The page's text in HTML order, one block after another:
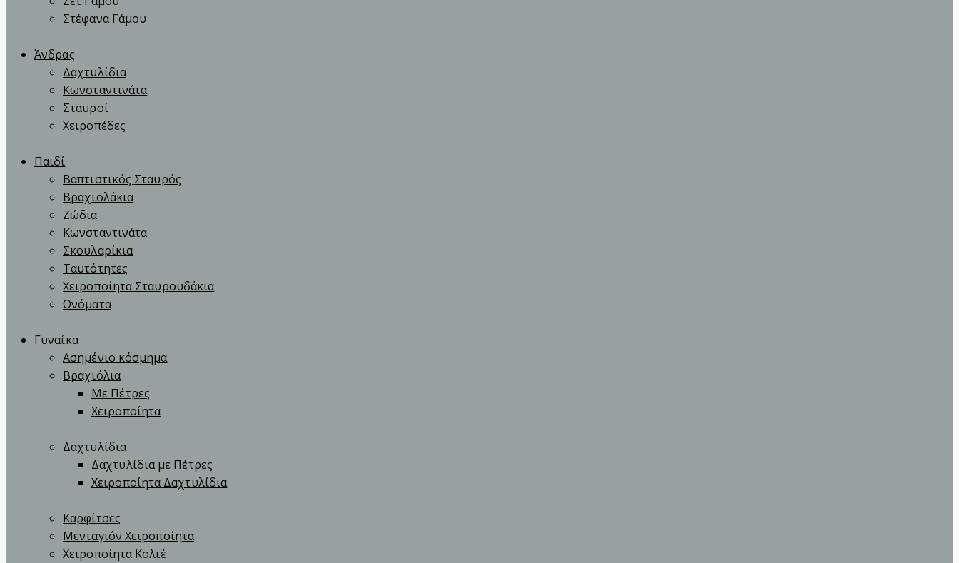
Στέφανα Γάμου
Άνδρας
Δαχτυλίδια
Κωνσταντινάτα
Σταυροί
Χειροπέδες
Παιδί
Βαπτιστικός Σταυρός
Βραχιολάκια
Ζώδια
Κωνσταντινάτα
Σκουλαρίκια
Ταυτότητες
Χειροποίητα Σταυρουδάκια
Ονόματα
Γυναίκα
Ασημένιο κόσμημα
Βραχιόλια
Με Πέτρες
Χειροποίητα
Δαχτυλίδια
Δαχτυλίδια με Πέτρες
Χειροποίητα Δαχτυλίδια
Καρφίτσες
Μενταγιόν Χειροποίητα
Χειροποίητα Κολιέ